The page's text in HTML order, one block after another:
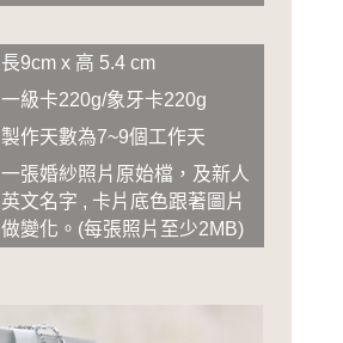
長9cm x 高 5.4 cm
一級卡220g/象牙卡220g
製作天數為7~9個工作天
一張婚紗照片原始檔，及新人
英文名字 , 卡片底色跟著圖片
做變化 。 (每張照片至少2MB)